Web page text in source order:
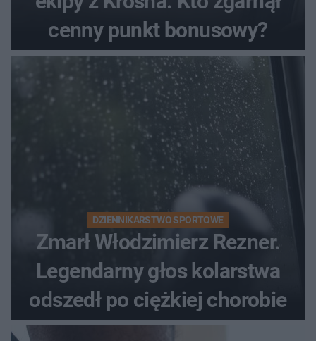
cenny punkt bonusowy?
DZIENNIKARSTWO SPORTOWE
Zmarł Włodzimierz Rezner.
Legendarny głos kolarstwa
odszedł po ciężkiej chorobie